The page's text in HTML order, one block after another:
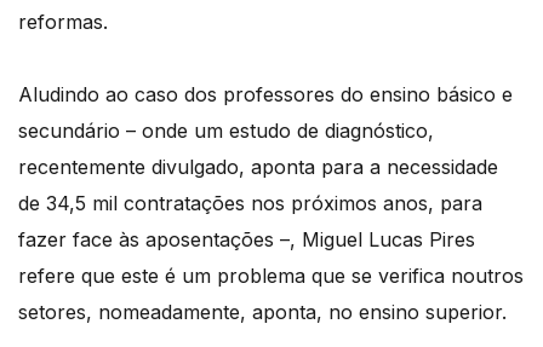
reformas.
Aludindo ao caso dos professores do ensino básico e
secundário – onde um estudo de diagnóstico,
recentemente divulgado, aponta para a necessidade
de 34,5 mil contratações nos próximos anos, para
fazer face às aposentações –, Miguel Lucas Pires
refere que este é um problema que se verifica noutros
setores, nomeadamente, aponta, no ensino superior.